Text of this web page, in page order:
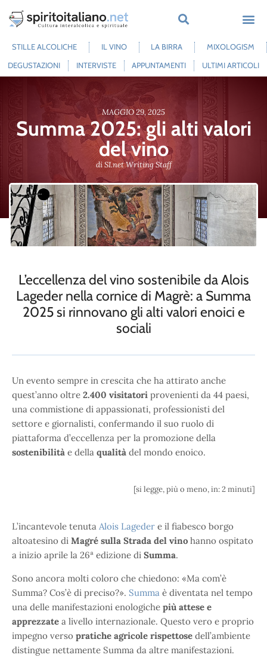
STILLE ALCOLICHE IL VINO LA BIRRA
MIXOLOGISM
DEGUSTAZIONI
INTERVISTE APPUNTAMENTI ULTIMI ARTICOLI
MAGGIO 29, 2025
Summa 2025: gli alti valori
del vino
diSI.net Writing Staff
L’eccellenza del vino sostenibile da Alois
Lageder nella cornice di Magrè: a Summa
2025 si rinnovano gli alti valori enoici e
sociali
Un evento sempre in crescita che ha attirato anche
quest’anno oltre 2.400 visitatori provenienti da 44 paesi,
una commistione di appassionati, professionisti del
settore e giornalisti, confermando il suo ruolo di
piattaforma d’eccellenza per la promozione della
sostenibilità e della qualità del mondo enoico.
[si legge, più o meno, in: 2 minuti]
L’incantevole tenuta Alois Lageder e il fiabesco borgo
altoatesino di Magré sulla Strada del vino hanno ospitato
a inizio aprile la 26ª edizione di Summa.
Sono ancora molti coloro che chiedono: «Ma com’è
Summa? Cos’è di preciso?». Summa è diventata nel tempo
una delle manifestazioni enologiche più attese e
apprezzate a livello internazionale. Questo vero e proprio
impegno verso pratiche agricole rispettose dell’ambiente
distingue nettamente Summa da altre manifestazioni.